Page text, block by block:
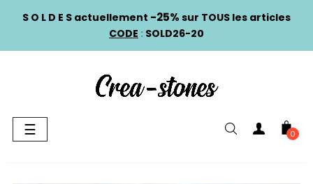
S O L D E S actuellement -25% sur TOUS les articles
CODE : SOLD26-20
Basculer
la
☰ 0